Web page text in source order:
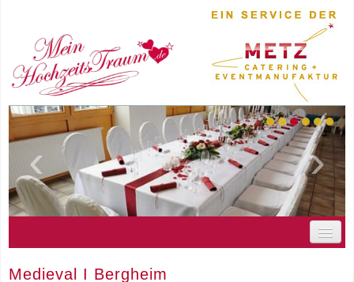
‹ ›
Medieval I Bergheim